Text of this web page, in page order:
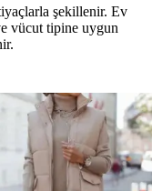
şekillenir. Ev
vücut tipine uygun